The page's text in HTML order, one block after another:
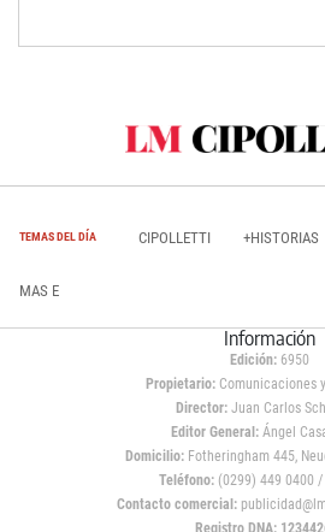
TEMAS DEL DÍA CIPOLLETTI +HISTORIAS
MAS E
Información
Edición: 6950
Propietario:Comunicaciones
Director: Juan Carlos
Editor General:Ángel
Domicilio:Fotheringham 445,
Teléfono: (0299) 449 0400
Contacto comercial:
Registro DNA: